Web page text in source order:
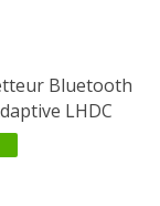
Bluetooth
LHDC